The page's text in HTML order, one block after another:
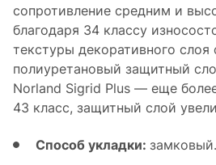
сопротивление средним и
благодаря 34 классу
текстуры декоративного слоя
полиуретановый защитный
Norland Sigrid Plus — еще
43 класс, защитный слой
Способ укладки: замковый.